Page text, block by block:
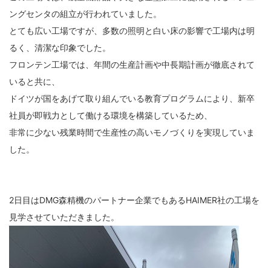
ングセンタの組立が行われていました。
とても広い工場ですが、多数の照明と白い床の影響で工場内は明
るく、清潔な印象でした。
フロンテン工場では、年間の生産計画や中長期計画が徹底されて
いると共に、
ドイツが国をあげて取り組んでいる教育プログラムにより、新卒
社員が即戦力として働ける環境を構築しているため、
非常に少ない残業時間で生産性の高いモノづくりを実現していま
した。
2日目はDMG森精機のパートナー企業でもあるHAIMER社の工場を
見学させていただきました。